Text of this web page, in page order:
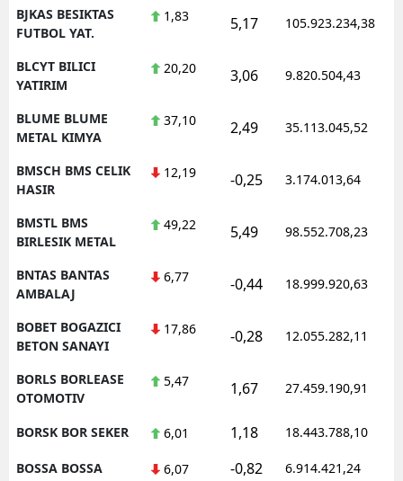
BJKAS BESIKTAS
FUTBOL YAT.
1,83 5,17 105.923.234,38
BLCYT BILICI
YATIRIM
20,20 3,06 9.820.504,43
BLUME BLUME
METAL KIMYA
37,10 2,49 35.113.045,52
BMSCH BMS CELIK
HASIR
12,19 -0,25 3.174.013,64
BMSTL BMS
BIRLESIK METAL
49,22 5,49 98.552.708,23
BNTAS BANTAS
AMBALAJ
6,77 -0,44 18.999.920,63
BOBET BOGAZICI
BETON SANAYI
17,86 -0,28 12.055.282,11
BORLS BORLEASE
OTOMOTIV
5,47 1,67 27.459.190,91
BORSK BOR SEKER 6,01 1,18 18.443.788,10
BOSSA BOSSA 6,07 -0,82 6.914.421,24